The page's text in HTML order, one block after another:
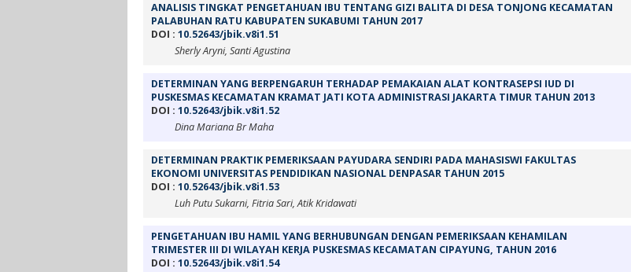
ANALISIS TINGKAT PENGETAHUAN IBU TENTANG GIZI BALITA DI DESA TONJONG KECAMATAN
PALABUHAN RATU KABUPATEN SUKABUMI TAHUN 2017
DOI : 10.52643/jbik.v8i1.51
Sherly Aryni, Santi Agustina
DETERMINAN YANG BERPENGARUH TERHADAP PEMAKAIAN ALAT KONTRASEPSI IUD DI
PUSKESMAS KECAMATAN KRAMAT JATI KOTA ADMINISTRASI JAKARTA TIMUR TAHUN 2013
DOI : 10.52643/jbik.v8i1.52
Dina Mariana Br Maha
DETERMINAN PRAKTIK PEMERIKSAAN PAYUDARA SENDIRI PADA MAHASISWI FAKULTAS
EKONOMI UNIVERSITAS PENDIDIKAN NASIONAL DENPASAR TAHUN 2015
DOI : 10.52643/jbik.v8i1.53
Luh Putu Sukarni, Fitria Sari, Atik Kridawati
PENGETAHUAN IBU HAMIL YANG BERHUBUNGAN DENGAN PEMERIKSAAN KEHAMILAN
TRIMESTER III DI WILAYAH KERJA PUSKESMAS KECAMATAN CIPAYUNG, TAHUN 2016
DOI : 10.52643/jbik.v8i1.54